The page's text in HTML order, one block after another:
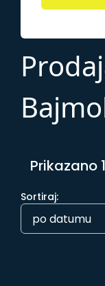
Prikazano
Sortiraj:
po datumu